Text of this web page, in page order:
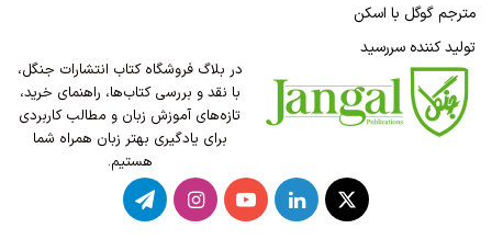
مترجم گوگل با اسکن
تولید کننده سررسید
در بلاگ فروشگاه کتاب انتشارات جنگل،
با نقد و بررسی کتاب‌ها، راهنمای خرید،
تازه‌های آموزش زبان و مطالب کاربردی
برای یادگیری بهتر زبان همراه شما
هستیم.
X لینکدینیوتیوباینستاگرامتلگرام